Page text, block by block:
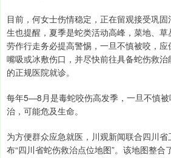
目前，何女士伤情稳定，正在留观接受巩
生也提醒，夏季是蛇类活动高峰，菜地、
劳作行走务必提高警惕，一旦不慎被咬，
嘴吸或冰敷伤口，并尽快前往具备蛇伤救
的正规医院就诊。
每年5—8月是毒蛇咬伤高发季，一旦不慎
治，可能危及生命。
为方便群众应急就医，川观新闻联合四川
布“四川省蛇伤救治点位地图”。该地图整合